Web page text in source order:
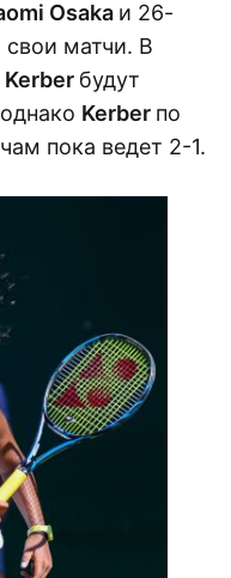
Osaka и 26-
свои матчи. В
Kerber будут
Kerber по
пока ведет 2-1.